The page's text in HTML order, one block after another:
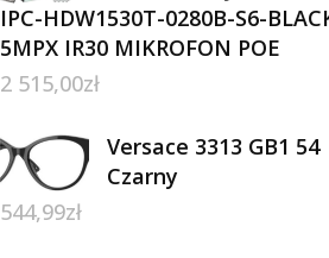
IPC-HDW1530T-0280B-S6-
5MPX IR30 MIKROFON POE
2 515,00zł
Versace 3313 GB1 54
Czarny
544,99zł